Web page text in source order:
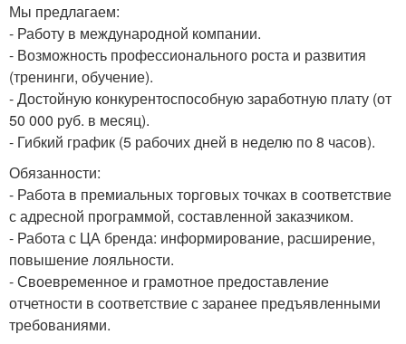
Мы предлагаем:
- Работу в международной компании.
- Возможность профессионального роста и развития
(тренинги, обучение).
- Достойную конкурентоспособную заработную плату (от
50 000 руб. в месяц).
- Гибкий график (5 рабочих дней в неделю по 8 часов).
Обязанности:
- Работа в премиальных торговых точках в соответствие
с адресной программой, составленной заказчиком.
- Работа с ЦА бренда: информирование, расширение,
повышение лояльности.
- Своевременное и грамотное предоставление
отчетности в соответствие с заранее предъявленными
требованиями.